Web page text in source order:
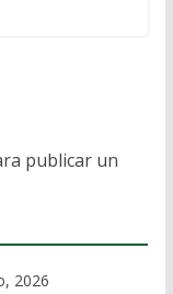
publicar un
2026